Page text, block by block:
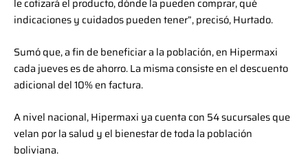
indicaciones y cuidados pueden tener”, precisó, Hurtado.
Sumó que, a fin de beneficiar a la población, en Hipermaxi
cada jueves es de ahorro. La misma consiste en el descuento
adicional del 10% en factura.
A nivel nacional, Hipermaxi ya cuenta con 54 sucursales que
velan por la salud y el bienestar de toda la población
boliviana.